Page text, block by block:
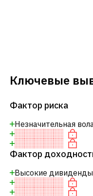
Ключевые
Фактор риска
Незначительная
Фактор
Высокие дивиденды